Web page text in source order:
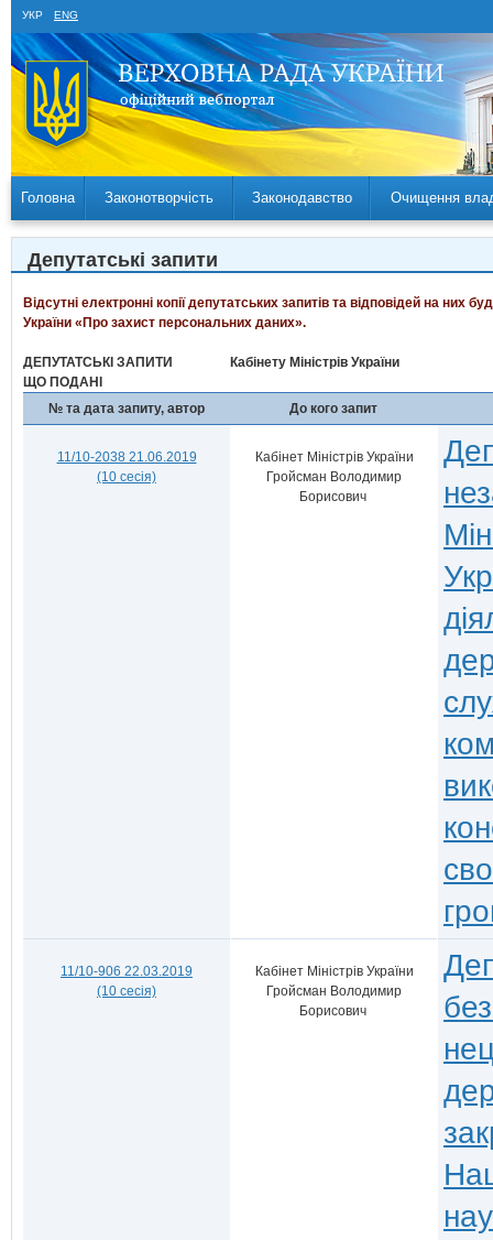
УКР ENG
Головна Законотворчість Законодавство Очищення
Депутатські запити
Відсутні електронні копії депутатських запитів та відповідей на
України «Про захист персональних даних».
ДЕПУТАТСЬКІ ЗАПИТИ
ЩО ПОДАНІ
Кабінету Міністрів України
№ та дата запиту, автор До кого запит
11/10-2038 21.06.2019
(10 сесія)
Кабінет Міністрів України
Гройсман Володимир
Борисович
11/10-906 22.03.2019
(10 сесія)
Кабінет Міністрів України
Гройсман Володимир
Борисович